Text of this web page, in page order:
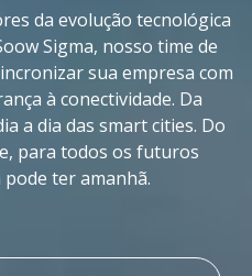
da evolução tecnológica
Sigma, nosso time de
sua empresa com
à conectividade. Da
a dia das smart cities. Do
para todos os futuros
ter amanhã.